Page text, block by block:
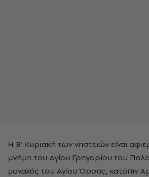
Η B’ Κυριακή των νηστειών είναι
μνήμη του Αγίου Γρηγορίου του
μοναχός του Αγίου Όρους, κατόπιν